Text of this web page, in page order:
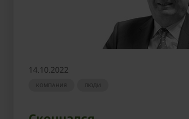
14.10.2022
КОМПАНИЯ ЛЮДИ